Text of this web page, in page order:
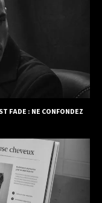
FADE : NE CONFONDEZ